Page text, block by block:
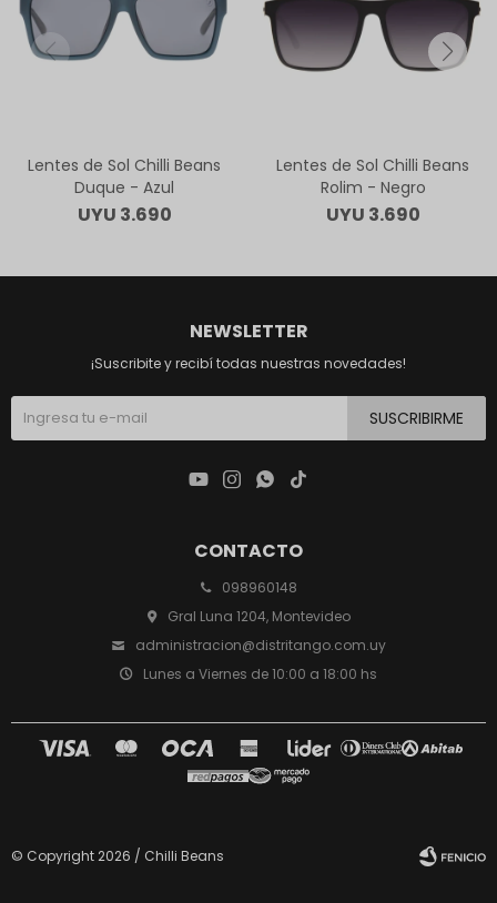
Lentes de Sol Chilli Beans
Duque - Azul
UYU 3.690
Lentes de Sol Chilli Beans
Rolim - Negro
UYU 3.690
CONTACTO
098960148
Gral Luna 1204, Montevideo
administracion@distritango.com.uy
Lunes a Viernes de 10:00 a 18:00 hs
NEWSLETTER
¡Suscribite y recibí todas nuestras novedades!
SUSCRIBIRME
   
© Copyright 2026 / Chilli Beans